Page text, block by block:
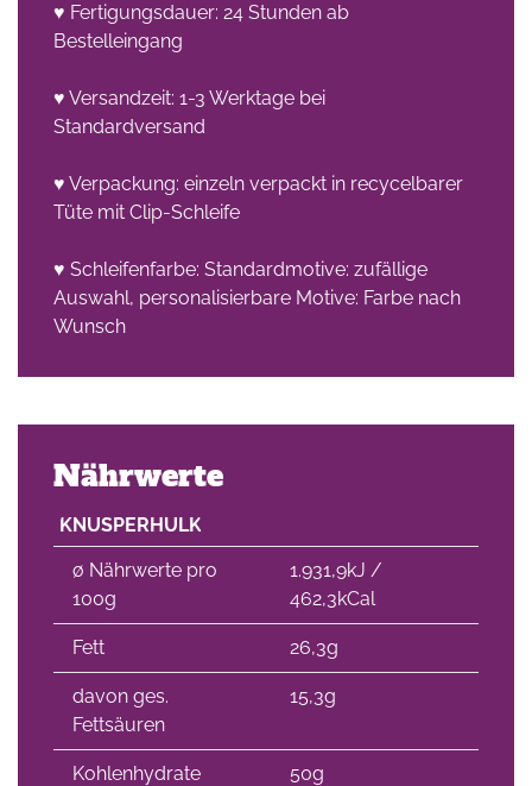
♥ Fertigungsdauer: 24 Stunden ab
Bestelleingang
♥ Versandzeit: 1-3 Werktage bei
Standardversand
♥ Verpackung: einzeln verpackt in recycelbarer
Tüte mit Clip-Schleife
♥ Schleifenfarbe: Standardmotive: zufällige
Auswahl, personalisierbare Motive: Farbe nach
Wunsch
Nährwerte
KNUSPERHULK
∅ Nährwerte pro
100g
1.931,9kJ /
462,3kCal
Fett 26,3g
davon ges.
Fettsäuren
15,3g
Kohlenhydrate 50g